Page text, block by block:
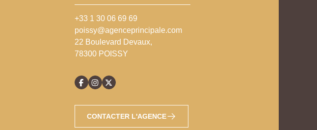
+33 1 30 06 69 69
poissy@agenceprincipale.com
22 Boulevard Devaux,
78300 POISSY
CONTACTER L'AGENCE